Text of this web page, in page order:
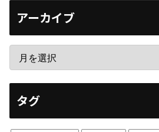
アーカイブ
タグ